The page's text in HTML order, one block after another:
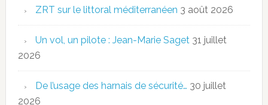
ZRT sur le littoral méditerranéen 3 août 2026
Un vol, un pilote : Jean-Marie Saget 31 juillet
2026
De l’usage des harnais de sécurité… 30 juillet
2026